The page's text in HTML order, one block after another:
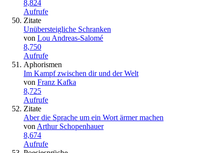
8,824
Aufrufe
Zitate
Unübersteigliche Schranken
von Lou Andreas-Salomé
8,750
Aufrufe
Aphorismen
Im Kampf zwischen dir und der Welt
von Franz Kafka
8,725
Aufrufe
Zitate
Aber die Sprache um ein Wort ärmer machen
von Arthur Schopenhauer
8,674
Aufrufe